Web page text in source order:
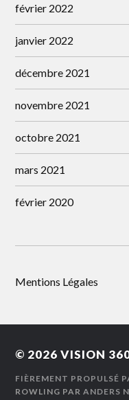
février 2022
janvier 2022
décembre 2021
novembre 2021
octobre 2021
mars 2021
février 2020
Mentions Légales
© 2026VISION
FIÈREMENT PROPULSÉ
ROWLING PARANDERS